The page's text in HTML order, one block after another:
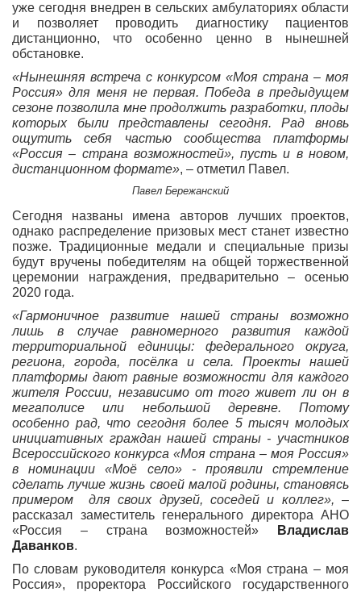
уже сегодня внедрен в сельских амбулаториях области
и позволяет проводить диагностику пациентов
дистанционно, что особенно ценно в нынешней
обстановке.
«Нынешняя встреча с конкурсом «Моя страна – моя
Россия» для меня не первая. Победа в предыдущем
сезоне позволила мне продолжить разработки, плоды
которых были представлены сегодня. Рад вновь
ощутить себя частью сообщества платформы
«Россия – страна возможностей», пусть и в новом,
дистанционном формате», – отметил Павел.
Павел Бережанский
Сегодня названы имена авторов лучших проектов,
однако распределение призовых мест станет известно
позже. Традиционные медали и специальные призы
будут вручены победителям на общей торжественной
церемонии награждения, предварительно – осенью
2020 года.
«Гармоничное развитие нашей страны возможно
лишь в случае равномерного развития каждой
территориальной единицы: федерального округа,
региона, города, посёлка и села. Проекты нашей
платформы дают равные возможности для каждого
жителя России, независимо от того живет ли он в
мегаполисе или небольшой деревне. Потому
особенно рад, что сегодня более 5 тысяч молодых
инициативных граждан нашей страны - участников
Всероссийского конкурса «Моя страна – моя Россия»
в номинации «Моё село» - проявили стремление
сделать лучше жизнь своей малой родины, становясь
примером для своих друзей, соседей и коллег», –
рассказал заместитель генерального директора АНО
«Россия – страна возможностей»
Владислав
Даванков.
По словам руководителя конкурса «Моя страна – моя
Россия», проректора Российского государственного